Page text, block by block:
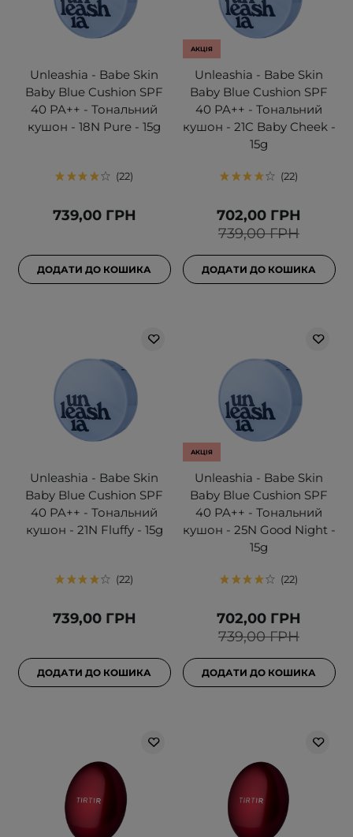
Unleashia - Babe Skin
Baby Blue Cushion SPF
40 PA++ - Тональний
кушон - 18N Pure - 15g
22
739,00 ГРН
ДОДАТИ ДО КОШИКА
АКЦІЯ
Unleashia - Babe Skin
Baby Blue Cushion SPF
40 PA++ - Тональний
кушон - 21C Baby Cheek -
15g
22
739,00 ГРН
702,00 ГРН
ДОДАТИ ДО КОШИКА
Unleashia - Babe Skin
Baby Blue Cushion SPF
40 PA++ - Тональний
кушон - 21N Fluffy - 15g
22
739,00 ГРН
ДОДАТИ ДО КОШИКА
АКЦІЯ
Unleashia - Babe Skin
Baby Blue Cushion SPF
40 PA++ - Тональний
кушон - 25N Good Night -
15g
22
739,00 ГРН
702,00 ГРН
ДОДАТИ ДО КОШИКА